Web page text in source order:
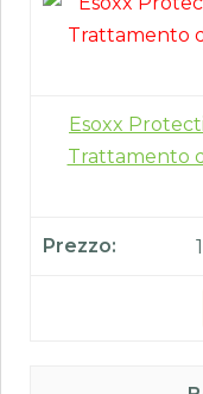
Esoxx
Trattamento